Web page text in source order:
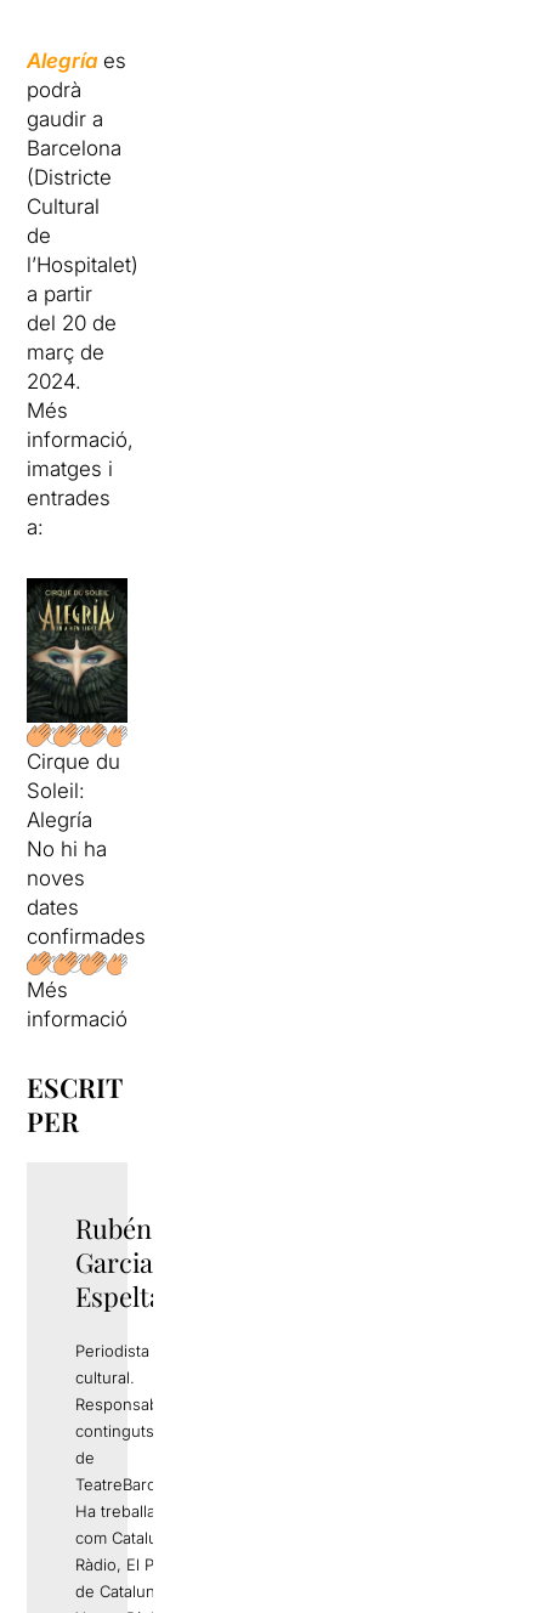
Alegría es
podrà
gaudir a
Barcelona
(Districte
Cultural
de
l’Hospitalet)
a partir
del 20 de
març de
2024.
Més
informació,
imatges i
entrades
a:
Cirque du
Soleil:
Alegría
No hi ha
noves
dates
confirmades
Més
informació
ESCRIT
PER
Rubén
Garcia
Espelta
Periodista i gestor
cultural.
Responsable de
continguts editorials
de
TeatreBarcelona.com
Ha treballat a mitjans
com Catalunya
Ràdio, El Periódico
de Catalunya, La